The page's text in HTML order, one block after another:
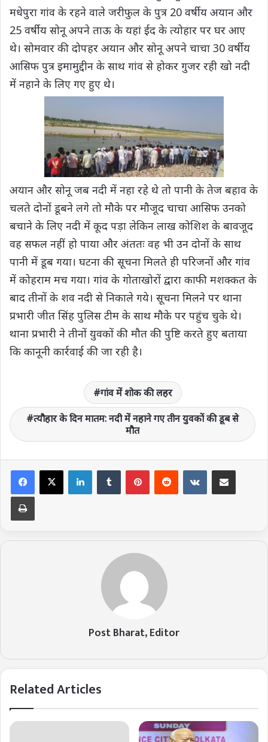
मधेपुरा गांव के रहने वाले जरीफुल के पुत्र 20 वर्षीय अयान और
25 वर्षीय सोनू अपने ताऊ के यहां ईद के त्योहार पर घर आए
थे। सोमवार की दोपहर अयान और सोनू अपने चाचा 30 वर्षीय
आसिफ पुत्र इमामुद्दीन के साथ गांव से होकर गुजर रही खो नदी
में नहाने के लिए गए हुए थे।
अयान और सोनू जब नदी में नहा रहे थे तो पानी के तेज बहाव के
चलते दोनों डूबने लगे तो मौके पर मौजूद चाचा आसिफ उनको
बचाने के लिए नदी में कूद पड़ा लेकिन लाख कोशिश के बावजूद
वह सफल नहीं हो पाया और अंततः वह भी उन दोनों के साथ
पानी में डूब गया। घटना की सूचना मिलते ही परिजनों और गांव
में कोहराम मच गया। गांव के गोताखोरों द्वारा काफी मशक्कत के
बाद तीनों के शव नदी से निकाले गये। सूचना मिलने पर थाना
प्रभारी जीत सिंह पुलिस टीम के साथ मौके पर पहुंच चुके थे।
थाना प्रभारी ने तीनों युवकों की मौत की पुष्टि करते हुए बताया
कि कानूनी कार्रवाई की जा रही है।
गांव में शोक की लहर
त्यौहार के दिन मातम: नदी में नहाने गए तीन युवकों की डूब से
मौत
LinkedInTumblrPinterestRedditVKontakte
Share via Email
Print
Post Bharat, Editor
Related Articles